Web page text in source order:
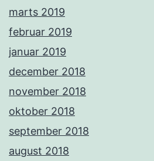
marts 2019
februar 2019
januar 2019
december 2018
november 2018
oktober 2018
september 2018
august 2018